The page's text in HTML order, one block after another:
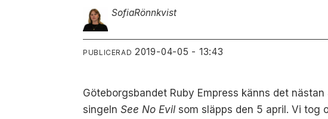
SofiaRönnkvist
PUBLICERAD 2019-04-05 - 13:43
Göteborgsbandet Ruby Empress känns det
singelnSee No Evil som släpps den 5 april. Vi tog